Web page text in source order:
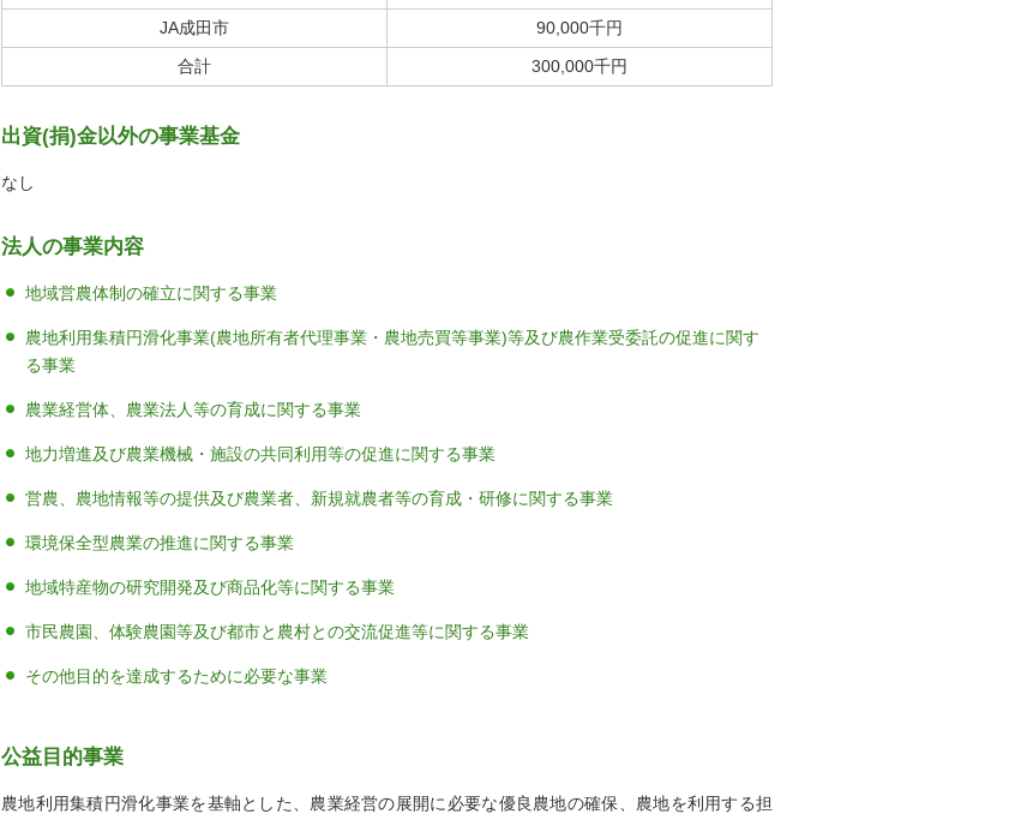
JA成田市
90,000千円
合計
300,000千円
出資(捐)金以外の事業基金
なし
法人の事業内容
地域営農体制の確立に関する事業
農地利用集積円滑化事業(農地所有者代理事業・農地売買等事業)等及び農作業受委託の促進に関す
る事業
農業経営体、農業法人等の育成に関する事業
地力増進及び農業機械・施設の共同利用等の促進に関する事業
営農、農地情報等の提供及び農業者、新規就農者等の育成・研修に関する事業
環境保全型農業の推進に関する事業
地域特産物の研究開発及び商品化等に関する事業
市民農園、体験農園等及び都市と農村との交流促進等に関する事業
その他目的を達成するために必要な事業
公益目的事業
農地利用集積円滑化事業を基軸とした、農業経営の展開に必要な優良農地の確保、農地を利用する担